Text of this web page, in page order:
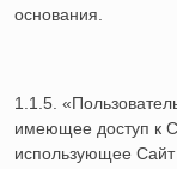
основания.
1.1.5.
имеющее доступ к
использующее Сайт